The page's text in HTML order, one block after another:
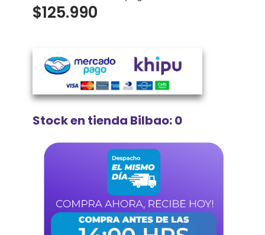
$125.990
Stock en tienda Bilbao: 0